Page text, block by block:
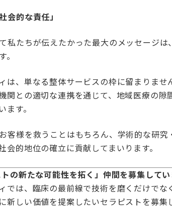
会的な責任」
私たちが伝えたかった最大のメッセージ
は、単なる整体サービスの枠に留まりま
関との適切な連携を通じて、地域医療の
ます。
客様を救うことはもちろん、学術的な研
会的地位の確立に貢献してまいります。
の新たな可能性を拓く」仲間を募集してい
では、臨床の最前線で技術を磨くだけで
新しい価値を提案したいセラピストを募